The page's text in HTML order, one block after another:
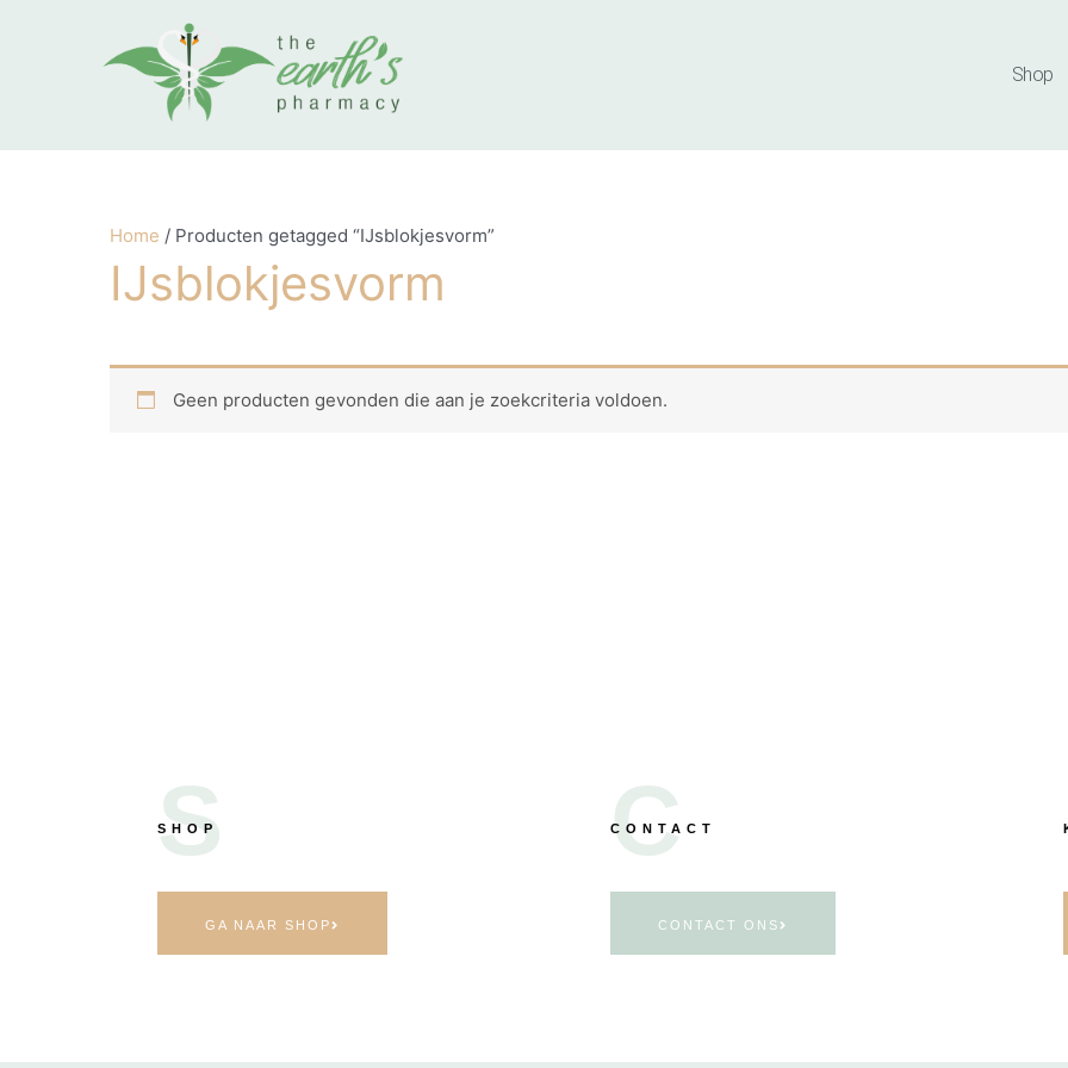
Shop
Home / Producten getagged “IJsblokjesvorm”
IJsblokjesvorm
Geen producten gevonden die aan je zoekcriteria voldoen.
S
SHOP
GA NAAR SHOP
C
CONTACT
CONTACT ONS